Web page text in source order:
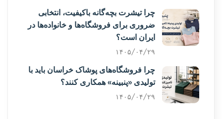
چرا تیشرت بچه‌گانه باکیفیت، انتخابی
ضروری برای فروشگاه‌ها و خانواده‌ها در
ایران است؟
۱۴۰۵/۰۴/۲۹
چرا فروشگاه‌های پوشاک خراسان باید با
تولیدی «پنبینه» همکاری کنند؟
۱۴۰۵/۰۴/۲۹